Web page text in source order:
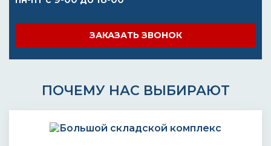
ЗАКАЗАТЬ ЗВОНОК
ПОЧЕМУ НАС ВЫБИРАЮТ